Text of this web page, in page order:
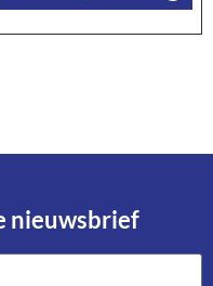
nieuwsbrief​